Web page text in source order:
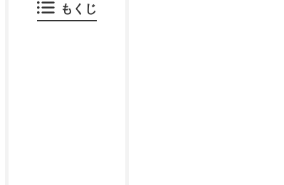
もくじ